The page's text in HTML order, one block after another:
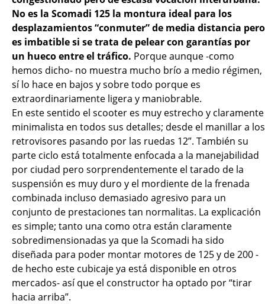
No es la Scomadi 125 la montura ideal para los
desplazamientos “conmuter” de media distancia pero
es imbatible si se trata de pelear con garantías por
un hueco entre el tráfico. Porque aunque -como
hemos dicho- no muestra mucho brío a medio régimen,
sí lo hace en bajos y sobre todo porque es
extraordinariamente ligera y maniobrable.
En este sentido el scooter es muy estrecho y claramente
minimalista en todos sus detalles; desde el manillar a los
retrovisores pasando por las ruedas 12”. También su
parte ciclo está totalmente enfocada a la manejabilidad
por ciudad pero sorprendentemente el tarado de la
suspensión es muy duro y el mordiente de la frenada
combinada incluso demasiado agresivo para un
conjunto de prestaciones tan normalitas. La explicación
es simple; tanto una como otra están claramente
sobredimensionadas ya que la Scomadi ha sido
diseñada para poder montar motores de 125 y de 200 -
de hecho este cubicaje ya está disponible en otros
mercados- así que el constructor ha optado por “tirar
hacia arriba”.